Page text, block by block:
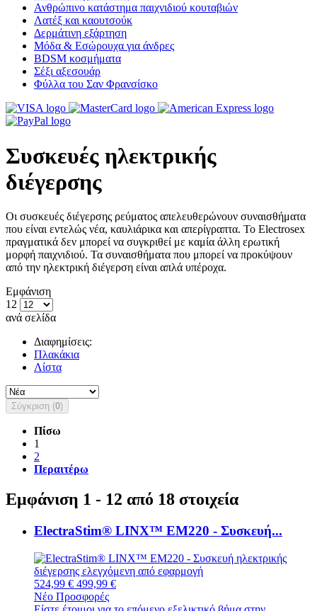
Ανθρώπινο κατάστημα παιχνιδιού κουταβιών
Λατέξ και καουτσούκ
Δερμάτινη εξάρτηση
Μόδα & Εσώρουχα για άνδρες
BDSM κοσμήματα
Σέξι αξεσουάρ
Φύλλα του Σαν Φρανσίσκο
Συσκευές ηλεκτρικής
διέγερσης
Οι συσκευές διέγερσης ρεύματος απελευθερώνουν συναισθήματα
που είναι εντελώς νέα, καυλιάρικα και απερίγραπτα. Το Electrosex
πραγματικά δεν μπορεί να συγκριθεί με καμία άλλη ερωτική
μορφή παιχνιδιού. Τα συναισθήματα που μπορεί να προκύψουν
από την ηλεκτρική διέγερση είναι απλά υπέροχα.
Εμφάνιση
12
ανά σελίδα
Διαφημίσεις:
Πλακάκια
Λίστα
Σύγκριση (0)
Πίσω
1
2
Περαιτέρω
Εμφάνιση 1 - 12 από 18 στοιχεία
ElectraStim® LINX™ EM220 - Συσκευή...
524,99 € 499,99 €
Νέο Προσφορές